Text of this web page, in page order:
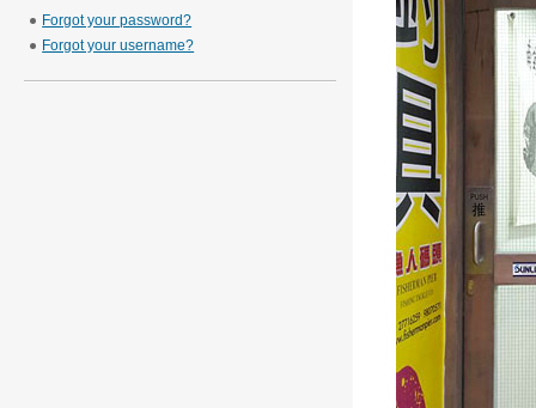
Forgot your password?
Forgot your username?